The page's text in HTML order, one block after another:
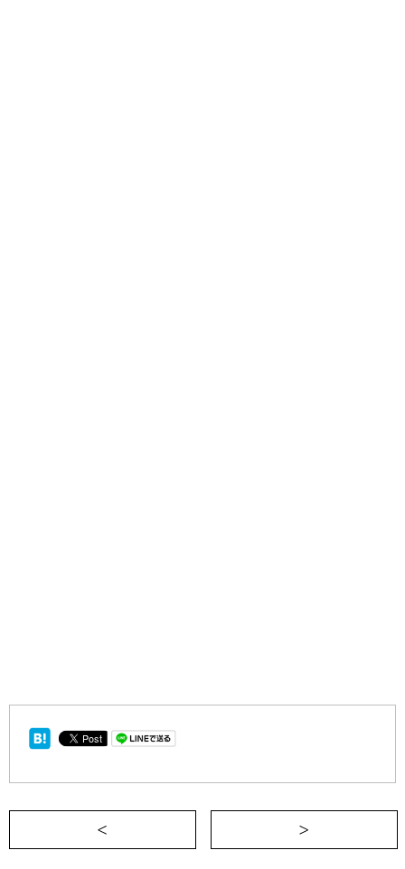
＜ 友だちかどうか分かる病